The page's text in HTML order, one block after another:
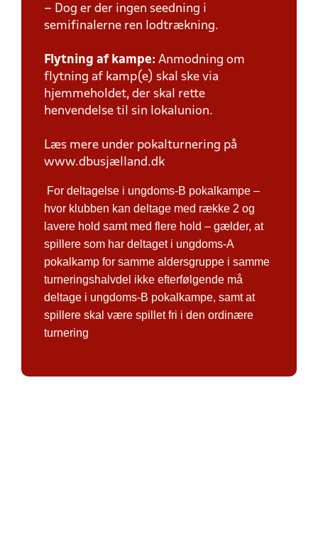
– Dog er der ingen seedning i
semifinalerne ren lodtrækning.
Flytning af kampe: Anmodning om
flytning af kamp(e) skal ske via
hjemmeholdet, der skal rette
henvendelse til sin lokalunion.
Læs mere under pokalturnering på
www.dbusjælland.dk
For deltagelse i ungdoms-B pokalkampe –
hvor klubben kan deltage med række 2 og
lavere hold samt med flere hold – gælder, at
spillere som har deltaget i ungdoms-A
pokalkamp for samme aldersgruppe i samme
turneringshalvdel ikke efterfølgende må
deltage i ungdoms-B pokalkampe, samt at
spillere skal være spillet fri i den ordinære
turnering